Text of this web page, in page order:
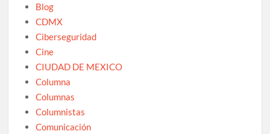
Blog
CDMX
Ciberseguridad
Cine
CIUDAD DE MEXICO
Columna
Columnas
Columnistas
Comunicación